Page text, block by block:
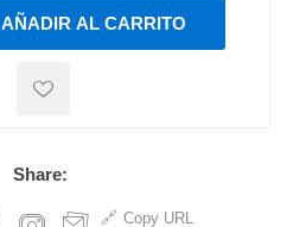
AÑADIR AL CARRITO
Share:
Copy URL